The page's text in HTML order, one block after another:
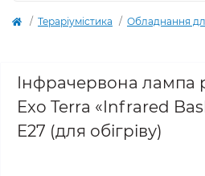
Тераріумістика Обладнання
Інфрачервона
Exo Terra «Infrared
E27 (для обігріву)